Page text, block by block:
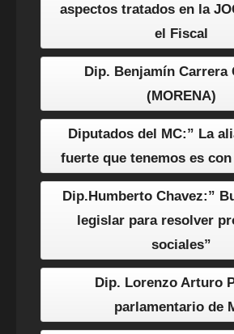
aspectos tratados en la
el Fiscal
Dip. Benjamín Carrera
(MORENA)
Diputados del MC:” La
fuerte que tenemos es
Dip.Humberto Chavez:”
legislar para resolver
sociales”
Dip. Lorenzo Arturo
parlamentario de